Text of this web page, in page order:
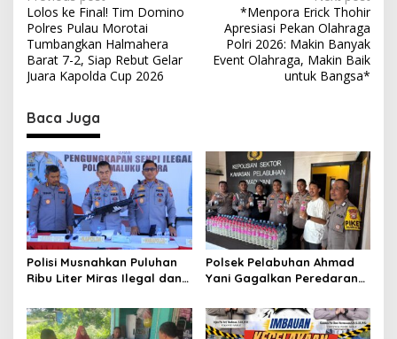
o
s
t
a
v
i
g
a
t
i
n
Lolos ke Final! Tim Domino
Polres Pulau Morotai
Tumbangkan Halmahera
Barat 7-2, Siap Rebut Gelar
Juara Kapolda Cup 2026
*Menpora Erick Thohir
Apresiasi Pekan Olahraga
Polri 2026: Makin Banyak
Event Olahraga, Makin Baik
untuk Bangsa*
Baca Juga
Polisi Musnahkan Puluhan
Ribu Liter Miras Ilegal dan
Peredaran Senjata Api
Lintas Negara
Polsek Pelabuhan Ahmad
Yani Gagalkan Peredaran
Disembunyikan di Dapur
Kapal